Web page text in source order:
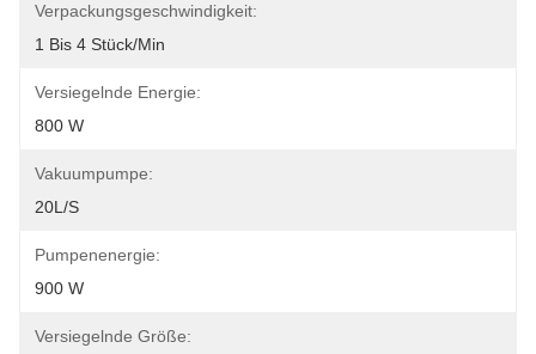
Verpackungsgeschwindigkeit:
1 Bis 4 Stück/min
Versiegelnde Energie:
800 W
Vakuumpumpe:
20L/s
Pumpenenergie:
900 W
Versiegelnde Größe: